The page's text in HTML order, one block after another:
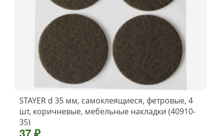
STAYER d 35 мм, самоклеящиеся, фетровые, 4
шт, коричневые, мебельные накладки (40910-
35)